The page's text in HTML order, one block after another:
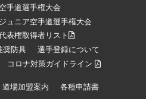
手道選手権大会
ュニア空手道選手権大会
表権取得者リスト
奨防具
選手登録について
コロナ対策ガイドライン
道場加盟案内 各種申請書